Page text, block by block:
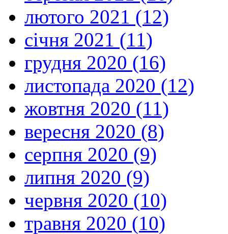
лютого 2021 (12)
січня 2021 (11)
грудня 2020 (16)
листопада 2020 (12)
жовтня 2020 (11)
вересня 2020 (8)
серпня 2020 (9)
липня 2020 (9)
червня 2020 (10)
травня 2020 (10)